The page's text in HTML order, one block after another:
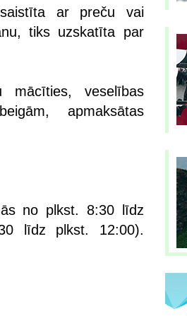
ar preču vai
tiks uzskatīta par
mācīties, veselības
apmaksātas
no plkst. 8:30 līdz
līdz plkst. 12:00).